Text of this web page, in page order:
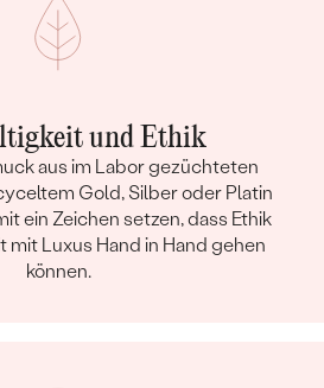
und Ethik
aus im Labor gezüchteten
Gold, Silber oder Platin
ein Zeichen setzen, dass Ethik
mit Luxus Hand in Hand gehen
können.